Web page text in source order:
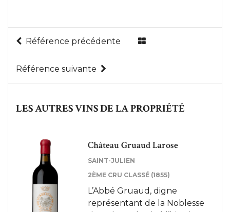
Référence précédente
Référence suivante
LES AUTRES VINS DE LA PROPRIÉTÉ
Château Gruaud Larose
SAINT-JULIEN
2ÈME CRU CLASSÉ (1855)
L’Abbé Gruaud, digne
représentant de la Noblesse